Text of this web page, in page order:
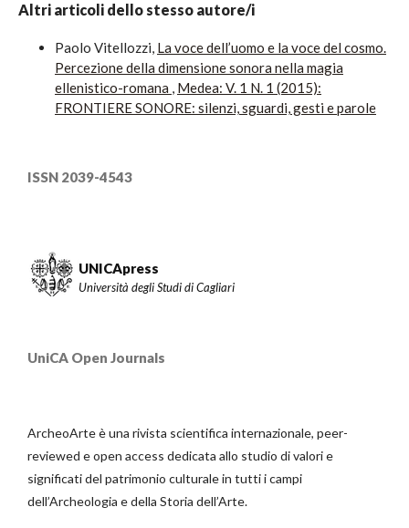
Altri articoli dello stesso autore/i
Paolo Vitellozzi, La voce dell’uomo e la voce del cosmo.
Percezione della dimensione sonora nella magia
ellenistico-romana , Medea: V. 1 N. 1 (2015):
FRONTIERE SONORE: silenzi, sguardi, gesti e parole
ISSN 2039-4543
UNICApress
Università degli Studi di Cagliari
UniCA Open Journals
ArcheoArte è una rivista scientifica internazionale, peer-
reviewed e open access dedicata allo studio di valori e
significati del patrimonio culturale in tutti i campi
dell’Archeologia e della Storia dell’Arte.